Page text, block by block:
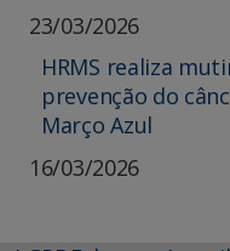
23/03/2026
HRMS realiza
prevenção do
Março Azul
16/03/2026